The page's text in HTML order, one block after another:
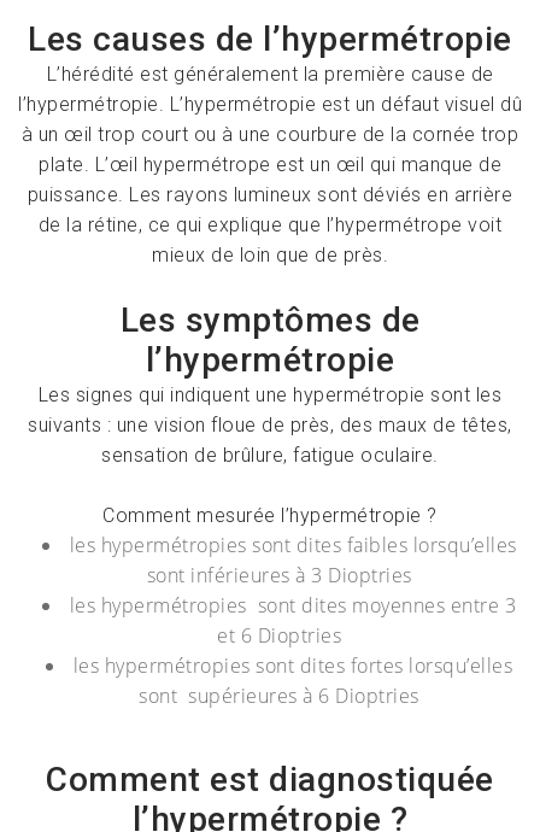
Les causes de l’hypermétropie
L’hérédité est généralement la première cause de
l’hypermétropie. L’hypermétropie est un défaut visuel dû
à un œil trop court ou à une courbure de la cornée trop
plate. L’œil hypermétrope est un œil qui manque de
puissance. Les rayons lumineux sont déviés en arrière
de la rétine, ce qui explique que l’hypermétrope voit
mieux de loin que de près.
Les symptômes de
l’hypermétropie
Les signes qui indiquent une hypermétropie sont les
suivants : une vision floue de près, des maux de têtes,
sensation de brûlure, fatigue oculaire.
Comment mesurée l’hypermétropie ?
les hypermétropies sont dites faibles lorsqu’elles
sont inférieures à 3 Dioptries
les hypermétropies sont dites moyennes entre 3
et 6 Dioptries
les hypermétropies sont dites fortes lorsqu’elles
sont supérieures à 6 Dioptries
Comment est diagnostiquée
l’hypermétropie ?